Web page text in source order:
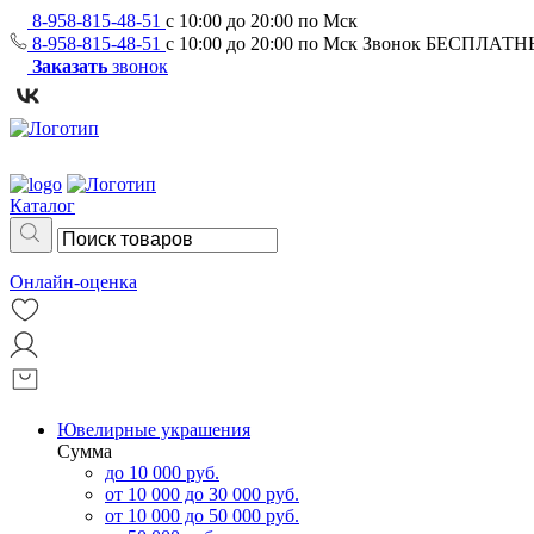
8-958-815-48-51 с 10:00 до 20:00 по Мск
8-958-815-48-51 с 10:00 до 20:00 по Мск Звонок
Заказать звонок
Каталог
Онлайн-оценка
Ювелирные украшения
Сумма
до 10 000 руб.
от 10 000 до 30 000 руб.
от 10 000 до 50 000 руб.